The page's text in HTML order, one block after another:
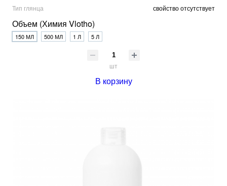
Тип глянца свойство отсутствует
Объем (Химия Vlotho)
150 МЛ 500 МЛ 1 Л 5 Л
шт
В корзину